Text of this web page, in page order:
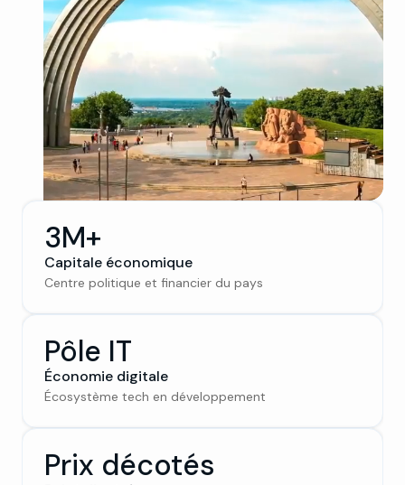
3M+
Capitale économique
Centre politique et financier du pays
Pôle IT
Économie digitale
Écosystème tech en développement
Prix décotés